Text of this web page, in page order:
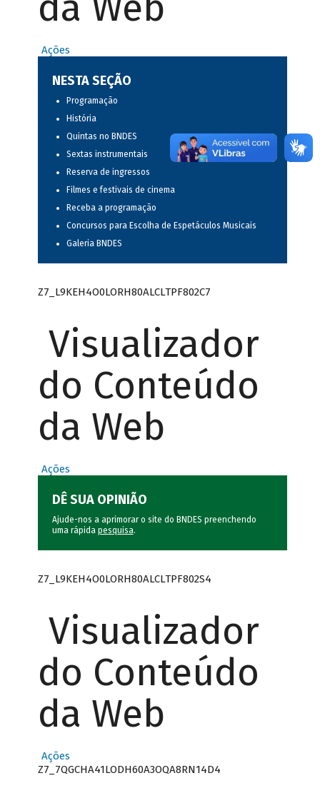
Ações
NESTA SEÇÃO
Programação
História
Quintas no BNDES
Sextas instrumentais
Reserva de ingressos
Filmes e festivais de cinema
Receba a programação
Concursos para Escolha de Espetáculos Musicais
Galeria BNDES
Z7_L9KEH4O0LORH80ALCLTPF802C7
Visualizador
do Conteúdo
da Web
Ações
DÊ SUA OPINIÃO
Ajude-nos a aprimorar o site do BNDES preenchendo
uma rápida pesquisa.
Z7_L9KEH4O0LORH80ALCLTPF802S4
Visualizador
do Conteúdo
da Web
Ações
Z7_7QGCHA41LODH60A3OQA8RN14D4